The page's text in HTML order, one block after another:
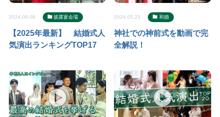
【2025年最新】 結婚式人
気演出ランキングTOP17
2024.09.09 披露宴会場
神社での神前式を動画で完
全解説！
2024.05.23 和婚